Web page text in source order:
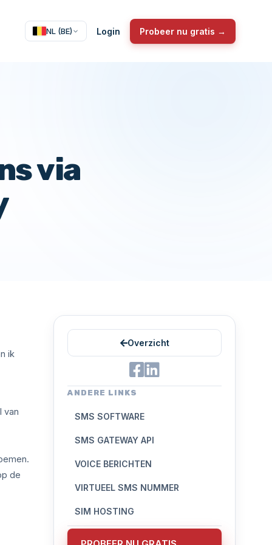
NL (BE) Login Probeer nu gratis →
via
ik
van
de
Overzicht
ANDERE LINKS
SMS SOFTWARE
SMS GATEWAY API
VOICE BERICHTEN
VIRTUEEL SMS NUMMER
SIM HOSTING